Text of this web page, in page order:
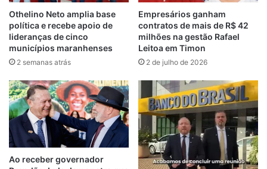
Resta saber quais imóveis e prédios
públicos estão na lista de dedetização, já
que feiras, mercados e centros de saúde
estão necessitando desse tipo de serviço
há anos. Pelo valor do contrato, a Semapa
Othelino Neto amplia base
política e recebe apoio de
lideranças de cinco
municípios maranhenses
2 semanas atrás
Empresários ganham
contratos de mais de R$ 42
milhões na gestão Rafael
Leitoa em Timon
2 de julho de 2026
Ao receber governador